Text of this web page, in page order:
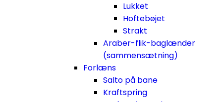
Lukket
Hoftebøjet
Strakt
Araber-flik-baglænder
(sammensætning)
Forlæns
Salto på bane
Kraftspring